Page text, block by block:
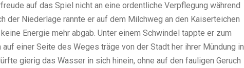
auf das Spiel nicht an eine ordentliche Verpflegung während
der Niederlage rannte er auf dem Milchweg an den Kaiserteichen
Energie mehr abgab. Unter einem Schwindel tappte er zum
einer Seite des Weges träge von der Stadt her ihrer Mündung in
gierig das Wasser in sich hinein, ohne auf den fauligen Geruch